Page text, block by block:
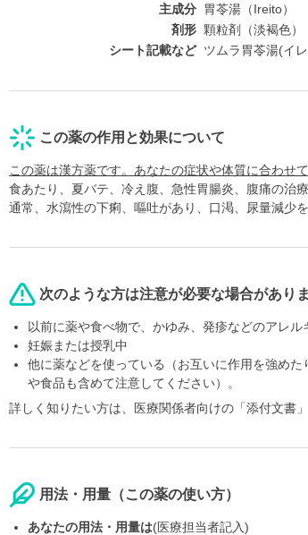
主成分
胃苓湯（Ireito）
剤形 顆粒剤（淡褐色）
シート記載など ツムラ胃苓湯(イ
この薬の作用と効果について
この薬は漢方薬です。あなたの症状や体質に合わせ
食あたり、夏バテ、冷え腹、急性胃腸炎、腹痛の治療
通常、水瀉性の下痢、嘔吐があり、口渇、尿量減少
次のような方は注意が必要な場合があり
以前に薬や食べ物で、かゆみ、発疹などのアレル
妊娠または授乳中
他に薬などを使っている（お互いに作用を強め
や食品も含めて注意してください）。
詳しく知りたい方は、医療関係者向けの「添付文書
用法・用量（この薬の使い方）
あなたの用法・用量は(医療担当者記入)